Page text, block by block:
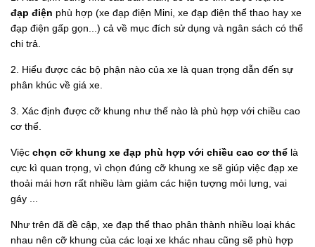
đạp điện phù hợp (xe đạp điện Mini, xe đạp điện thể thao hay xe
đạp điện gấp gọn...) cả về mục đích sử dụng và ngân sách có thể
chi trả.
2. Hiểu được các bộ phận nào của xe là quan trọng dẫn đến sự
phân khúc về giá xe.
3. Xác định được cỡ khung như thế nào là phù hợp với chiều cao
cơ thể.
Việc chọn cỡ khung xe đạp phù hợp với chiều cao cơ thể là
cực kì quan trọng, vì chọn đúng cỡ khung xe sẽ giúp việc đạp xe
thoải mái hơn rất nhiều làm giảm các hiện tượng mỏi lưng, vai
gáy ...
Như trên đã đề cập, xe đạp thể thao phân thành nhiều loại khác
nhau nên cỡ khung của các loại xe khác nhau cũng sẽ phù hợp